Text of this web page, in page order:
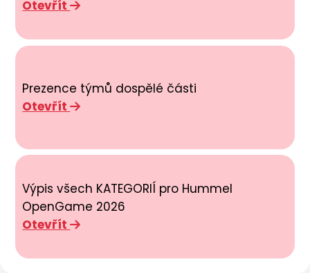
Otevřít
Prezence týmů dospělé části
Otevřít
Výpis všech KATEGORIÍ pro Hummel
OpenGame 2026
Otevřít